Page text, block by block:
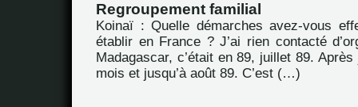
Regroupement familial
Koinaï : Quelle démarches avez-vous
établir en France ? J’ai rien contacté
Madagascar, c’était en 89, juillet 89.
mois et jusqu’à août 89. C’est (…)